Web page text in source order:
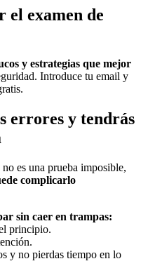
examen de
y estrategias que mejor
Introduce tu email y
errores y tendrás
no es una prueba imposible,
complicarlo
sin caer en trampas:
principio.
y no pierdas tiempo en lo